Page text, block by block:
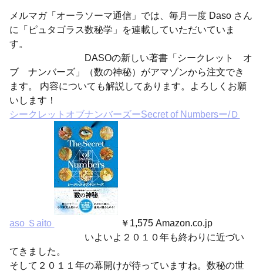
メルマガ「オーラソーマ通信」では、毎月一度 Daso さん
に「ピュタゴラス数秘学」を連載していただいていま
す。
DASOの新しい著書「シークレット オ
ブ ナンバーズ」（数の神秘）がアマゾンから注文でき
ます。 内容についても解説してあります。よろしくお願
いします！
シークレットオブナンバーズーSecret of Numbersー/Ｄ
aso Ｓaito
￥1,575 Amazon.co.jp
いよいよ２０１０年も終わりに近づい
てきました。
そして２０１１年の幕開けが待っていますね。数秘の世